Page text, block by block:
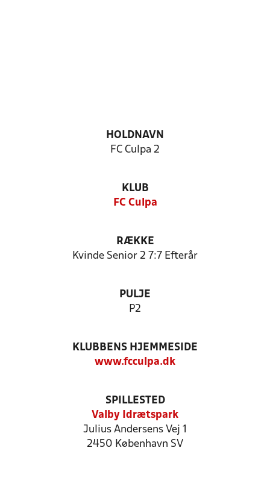
HOLDNAVN
FC Culpa 2
KLUB
FC Culpa
RÆKKE
Kvinde Senior 2 7:7 Efterår
PULJE
P2
KLUBBENS HJEMMESIDE
www.fcculpa.dk
SPILLESTED
Valby Idrætspark
Julius Andersens Vej 1
2450 København SV